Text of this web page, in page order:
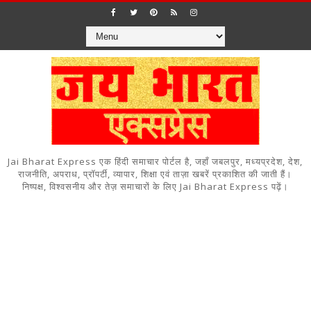
Jai Bharat Express एक हिंदी समाचार पोर्टल है, जहाँ जबलपुर, मध्यप्रदेश, देश,
राजनीति, अपराध, प्रॉपर्टी, व्यापार, शिक्षा एवं ताज़ा खबरें प्रकाशित की जाती हैं।
निष्पक्ष, विश्वसनीय और तेज़ समाचारों के लिए Jai Bharat Express पढ़ें।